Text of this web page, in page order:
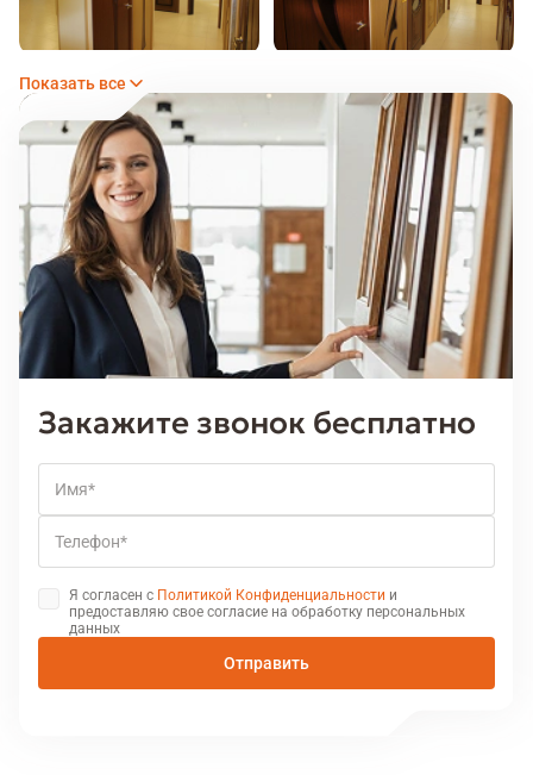
Показать все
Закажите звонок бесплатно
Имя
Телефон
Я согласен с Политикой Конфиденциальности и
предоставляю свое согласие на обработку персональных
данных
Отправить